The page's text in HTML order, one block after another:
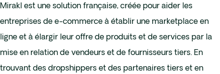
Mirakl est une solution française, créée pour aider les
entreprises de e-commerce à établir une marketplace en
ligne et à élargir leur offre de produits et de services par la
mise en relation de vendeurs et de fournisseurs tiers. En
trouvant des dropshippers et des partenaires tiers et en